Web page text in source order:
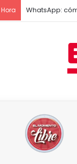
La actriz